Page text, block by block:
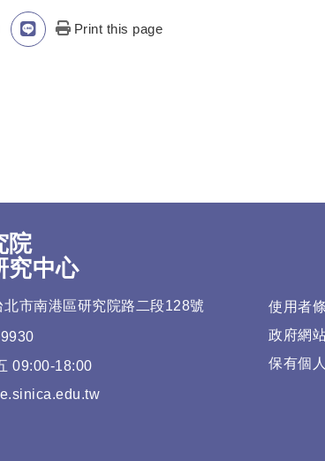
Print this page
院
究中心
市南港區研究院路二段128號
09:00-18:00
使用者
政府網
保有個